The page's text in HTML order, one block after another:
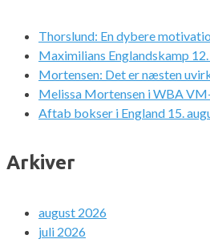
Thorslund: En dybere
Maximilians Englandskamp
Mortensen: Det er næsten
Melissa Mortensen i WBA
Aftab bokser i England 15.
Arkiver
august 2026
juli 2026